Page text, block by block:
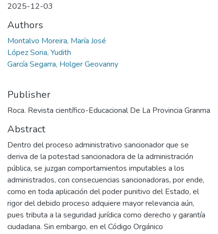
2025-12-03
Authors
Montalvo Moreira, María José
López Soria, Yudith
García Segarra, Holger Geovanny
Publisher
Roca. Revista científico-Educacional De La Provincia Granma
Abstract
Dentro del proceso administrativo sancionador que se
deriva de la potestad sancionadora de la administración
pública, se juzgan comportamientos imputables a los
administrados, con consecuencias sancionadoras, por ende,
como en toda aplicación del poder punitivo del Estado, el
rigor del debido proceso adquiere mayor relevancia aún,
pues tributa a la seguridad jurídica como derecho y garantía
ciudadana. Sin embargo, en el Código Orgánico